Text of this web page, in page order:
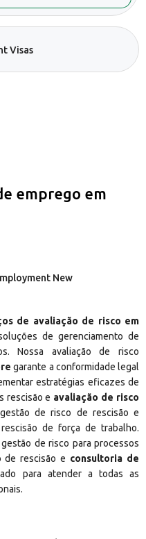
emprego em
de avaliação de risco em
de gerenciamento de
Nossa avaliação de risco
garante a conformidade legal
estratégias eficazes de
rescisão e avaliação de risco
de risco de rescisão e
de força de trabalho.
gestão de risco para processos
de rescisão e consultoria de
para atender a todas as